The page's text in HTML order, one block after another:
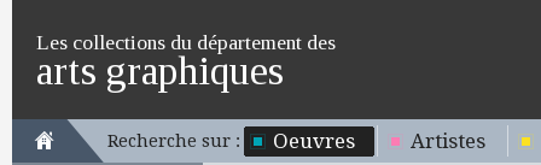
Les collections du département des
arts graphiques
Recherche sur : Oeuvres Artistes